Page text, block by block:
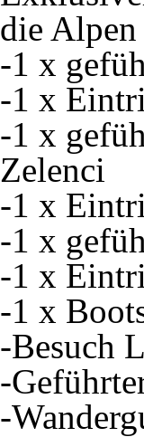
die Alpen
-1 x
-1 x
-1 x
Zelenci
-1 x
-1 x
-1 x
-1 x
-Besuch
-
-